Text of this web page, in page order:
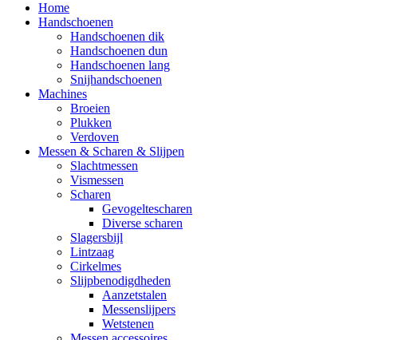
Home
Handschoenen
Handschoenen dik
Handschoenen dun
Handschoenen lang
Snijhandschoenen
Machines
Broeien
Plukken
Verdoven
Messen & Scharen & Slijpen
Slachtmessen
Vismessen
Scharen
Gevogeltescharen
Diverse scharen
Slagersbijl
Lintzaag
Cirkelmes
Slijpbenodigdheden
Aanzetstalen
Messenslijpers
Wetstenen